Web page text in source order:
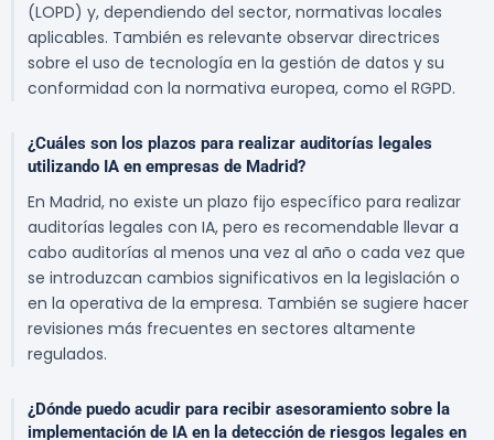
(LOPD) y, dependiendo del sector, normativas locales
aplicables. También es relevante observar directrices
sobre el uso de tecnología en la gestión de datos y su
conformidad con la normativa europea, como el RGPD.
¿Cuáles son los plazos para realizar auditorías legales
utilizando IA en empresas de Madrid?
En Madrid, no existe un plazo fijo específico para realizar
auditorías legales con IA, pero es recomendable llevar a
cabo auditorías al menos una vez al año o cada vez que
se introduzcan cambios significativos en la legislación o
en la operativa de la empresa. También se sugiere hacer
revisiones más frecuentes en sectores altamente
regulados.
¿Dónde puedo acudir para recibir asesoramiento sobre la
implementación de IA en la detección de riesgos legales en